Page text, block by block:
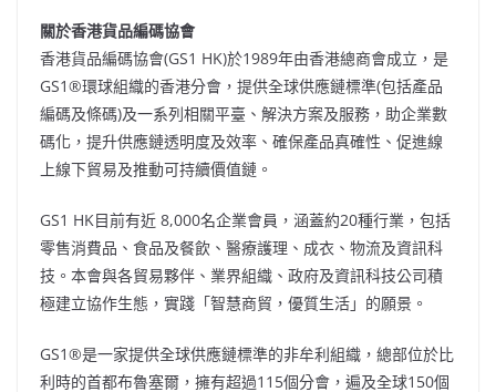
關於香港貨品編碼協會
香港貨品編碼協會(GS1 HK)於1989年由香港總商會成立，是
GS1®環球組織的香港分會，提供全球供應鏈標準(包括產品
編碼及條碼)及一系列相關平臺、解決方案及服務，助企業數
碼化，提升供應鏈透明度及效率、確保產品真確性、促進線
上線下貿易及推動可持續價值鏈。
GS1 HK目前有近 8,000名企業會員，涵蓋約20種行業，包括
零售消費品、食品及餐飲、醫療護理、成衣、物流及資訊科
技。本會與各貿易夥伴、業界組織、政府及資訊科技公司積
極建立協作生態，實踐「智慧商貿，優質生活」的願景。
GS1®是一家提供全球供應鏈標準的非牟利組織，總部位於比
利時的首都布魯塞爾，擁有超過115個分會，遍及全球150個